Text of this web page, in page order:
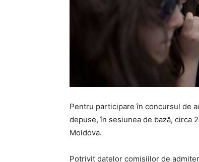
Pentru participare în concursul de
depuse, în sesiunea de bază, circa
Moldova.
Potrivit datelor comisiilor de